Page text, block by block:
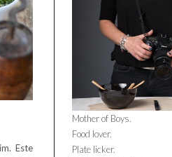
Este
Mother of Boys.
Food lover.
Plate licker.